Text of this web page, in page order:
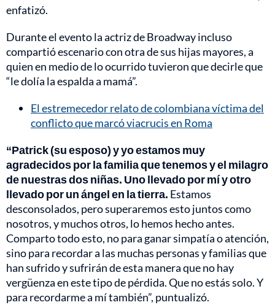
enfatizó.
Durante el evento la actriz de Broadway incluso
compartió escenario con otra de sus hijas mayores, a
quien en medio de lo ocurrido tuvieron que decirle que
“le dolía la espalda a mamá”.
El estremecedor relato de colombiana víctima del
conflicto que marcó viacrucis en Roma
“Patrick (su esposo) y yo estamos muy
agradecidos por la familia que tenemos y el milagro
de nuestras dos niñas. Uno llevado por mí y otro
llevado por un ángel en la tierra. Estamos
desconsolados, pero superaremos esto juntos como
nosotros, y muchos otros, lo hemos hecho antes.
Comparto todo esto, no para ganar simpatía o atención,
sino para recordar a las muchas personas y familias que
han sufrido y sufrirán de esta manera que no hay
vergüenza en este tipo de pérdida. Que no estás solo. Y
para recordarme a mí también”, puntualizó.